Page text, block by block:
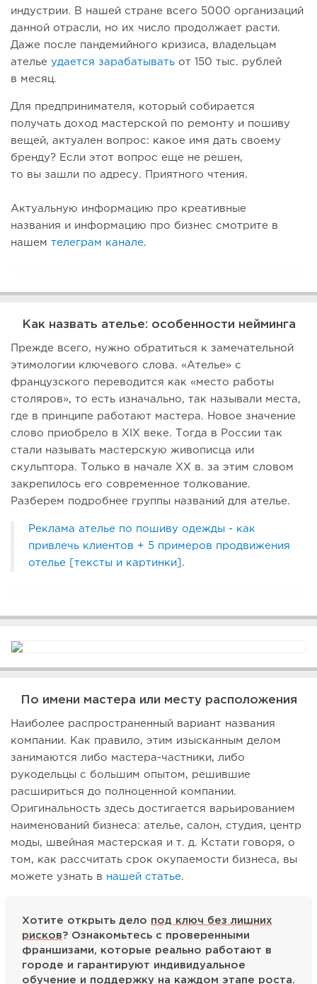
индустрии. В нашей стране всего 5000 организаций
данной отрасли, но их число продолжает расти.
Даже после пандемийного кризиса, владельцам
ателье удается зарабатывать от 150 тыс. рублей
в месяц.
Для предпринимателя, который собирается
получать доход мастерской по ремонту и пошиву
вещей, актуален вопрос: какое имя дать своему
бренду? Если этот вопрос еще не решен,
то вы зашли по адресу. Приятного чтения.
Актуальную информацию про креативные
названия и информацию про бизнес смотрите в
нашем телеграм канале.
Как назвать ателье: особенности нейминга
Прежде всего, нужно обратиться к замечательной
этимологии ключевого слова. «Ателье» с
французского переводится как «место работы
столяров», то есть изначально, так называли места,
где в принципе работают мастера. Новое значение
слово приобрело в XIX веке. Тогда в России так
стали называть мастерскую живописца или
скульптора. Только в начале XX в. за этим словом
закрепилось его современное толкование.
Разберем подробнее группы названий для ателье.
Реклама ателье по пошиву одежды - как
привлечь клиентов + 5 примеров продвижения
отелье [тексты и картинки] .
По имени мастера или месту расположения
Наиболее распространенный вариант названия
компании. Как правило, этим изысканным делом
занимаются либо мастера-частники, либо
рукодельцы с большим опытом, решившие
расшириться до полноценной компании.
Оригинальность здесь достигается варьированием
наименований бизнеса: ателье, салон, студия, центр
моды, швейная мастерская и т. д. Кстати говоря, о
том, как рассчитать срок окупаемости бизнеса, вы
можете узнать в нашей статье.
Хотите открыть дело под ключ без лишних
рисков? Ознакомьтесь с проверенными
франшизами, которые реально работают в
городе и гарантируют индивидуальное
обучение и поддержку на каждом этапе роста.